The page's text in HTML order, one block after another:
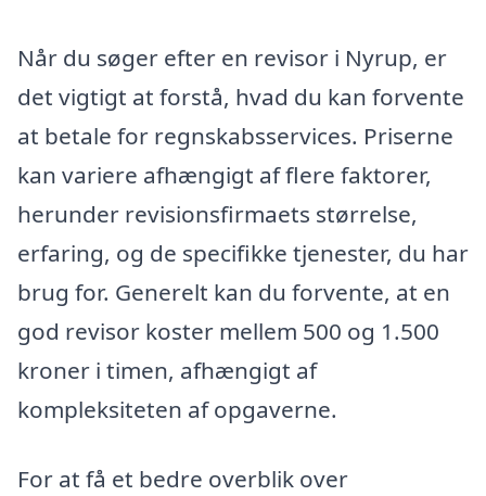
Når du søger efter en revisor i Nyrup, er
det vigtigt at forstå, hvad du kan forvente
at betale for regnskabsservices. Priserne
kan variere afhængigt af flere faktorer,
herunder revisionsfirmaets størrelse,
erfaring, og de specifikke tjenester, du har
brug for. Generelt kan du forvente, at en
god revisor koster mellem 500 og 1.500
kroner i timen, afhængigt af
kompleksiteten af opgaverne.
For at få et bedre overblik over